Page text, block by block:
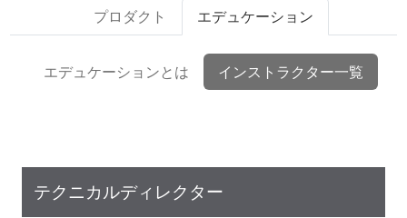
プロダクト エデュケーション
エデュケーションとは インストラクター一覧
テクニカルディレクター